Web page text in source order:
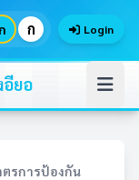
ก Login
ยอ
ตรการป้องกัน